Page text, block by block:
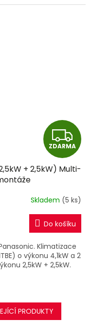
Z
D
A
R
M
A
ZDARMA
+ 2,5kW) Multi-
Skladem (5 ks)
Do košíku
Klimatizace
o výkonu 4,1kW a 2
2,5kW + 2,5kW.
PRODUKTY